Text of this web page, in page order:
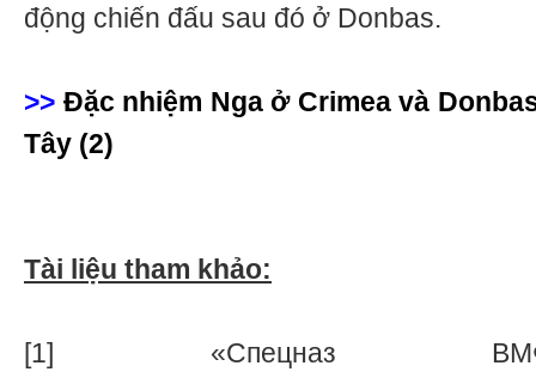
động chiến đấu sau đó ở Donbas.
>> Đặc nhiệm Nga ở Crimea và
Tây (2)
Tài liệu tham khảo:
[1] «Спецназ